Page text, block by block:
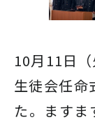
10月11日
生徒会任命
た。ます